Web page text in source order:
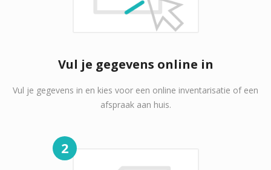
Vul je gegevens online in
Vul je gegevens in en kies voor een online inventarisatie of een
afspraak aan huis.
2